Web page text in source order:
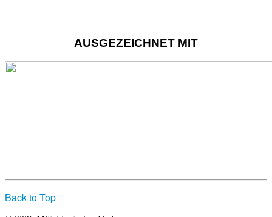
AUSGEZEICHNET MIT
Back to Top